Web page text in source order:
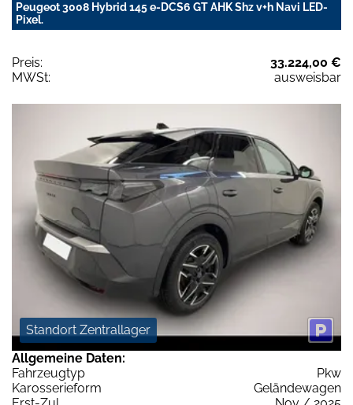
Peugeot 3008 Hybrid 145 e-DCS6 GT AHK Shz v+h Navi LED-
Pixel.
Preis:
33.224,00 €
MWSt:
ausweisbar
Standort Zentrallager
Allgemeine Daten:
Fahrzeugtyp
Pkw
Karosserieform
Geländewagen